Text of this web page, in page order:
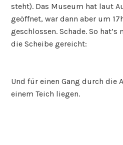
steht). Das Museum hat laut
geöffnet, war dann aber um
geschlossen. Schade. So
die Scheibe gereicht:
Und für einen Gang durch die
einem Teich liegen.